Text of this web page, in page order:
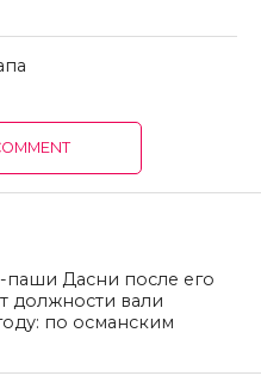
Дасни после его
должности вали
по османским